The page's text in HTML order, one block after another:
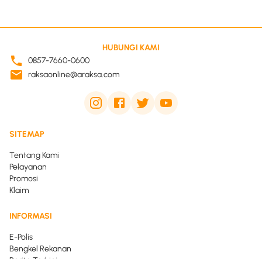
HUBUNGI KAMI
0857-7660-0600
raksaonline@araksa.com
SITEMAP
Tentang Kami
Pelayanan
Promosi
Klaim
INFORMASI
E-Polis
Bengkel Rekanan